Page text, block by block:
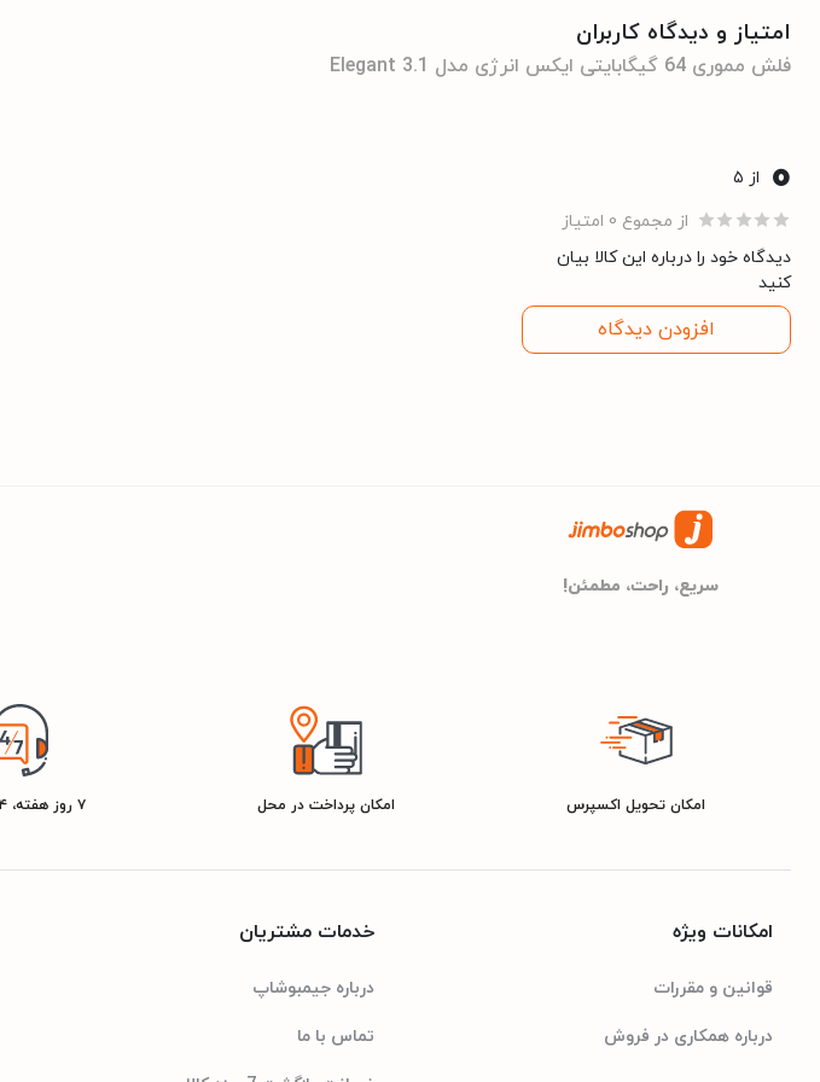
امتیاز و دیدگاه کاربران
فلش مموری 64 گیگابایتی ایکس انرژی مدل Elegant 3.1
0
از ۵
از مجموع 0 امتیاز
دیدگاه خود را درباره این کالا بیان
کنید
افزودن دیدگاه
سریع، راحت، مطمئن!
امکان تحویل اکسپرس امکان پرداخت در محل ۷ روز هفته، ۲۴ ساعته
امکانات ویژه
قوانین و مقررات
درباره همکاری در فروش
خدمات مشتریان
درباره جیمبوشاپ
تماس با ما